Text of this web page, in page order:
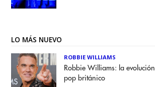
LO MÁS NUEVO
ROBBIE WILLIAMS
Robbie Williams: la
pop británico